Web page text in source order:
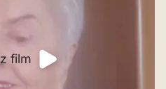
film